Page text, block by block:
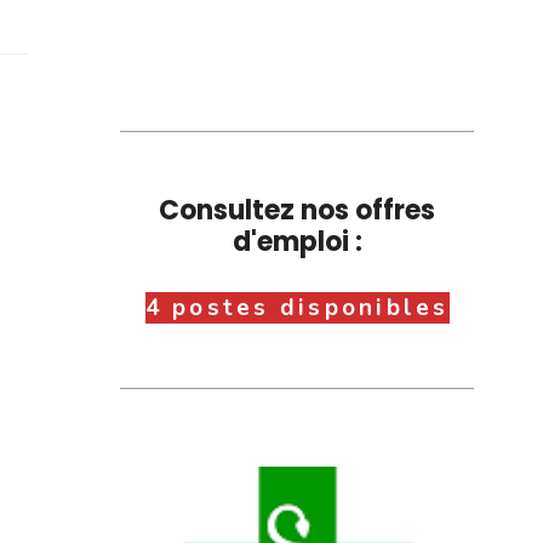
Consultez nos offres
d'emploi :
4 postes disponibles